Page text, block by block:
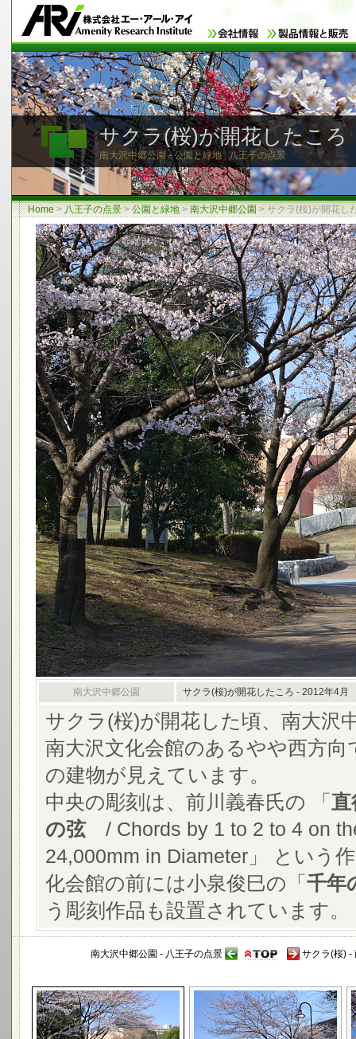
サクラ(桜)が開花したころ
南大沢中郷公園 - 公園と緑地 : 八王子の点景
Home > 八王子の点景 > 公園と緑地 > 南大沢中郷公園 > サクラ(桜)が開花し
南大沢中郷公園 サクラ(桜)が開花したころ - 2012年4月
サクラ(桜)が開花した頃、南大沢
南大沢文化会館のあるやや西方
の建物が見えています。
中央の彫刻は、前川義春氏の 「
の弦/ Chords by 1 to 2 to 4 on
24,000mm in Diameter」 という
化会館の前には小泉俊巳の「 千年
う彫刻作品も設置されています。
南大沢中郷公園 - 八王子の点景 サクラ(桜) -